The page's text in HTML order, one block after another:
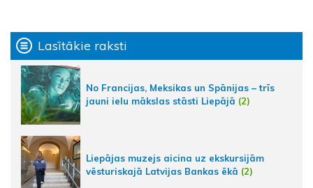
Lasītākie raksti
No Francijas, Meksikas un Spānijas – trīs
jauni ielu mākslas stāsti Liepājā (2)
Liepājas muzejs aicina uz ekskursijām
vēsturiskajā Latvijas Bankas ēkā (2)